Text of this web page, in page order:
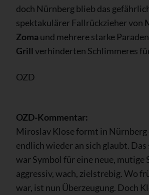
doch Nürnberg blieb das
spektakulärer Fallrückzieher von
Zoma und mehrere starke
Grillverhinderten Schlimmeres
OZD
OZD-Kommentar:
Miroslav Klose formt in Nürnberg
endlich wieder an sich glaubt. Das
war Symbol für eine neue, mutige
aggressiv, wach, zielstrebig. Wo
war, ist nun Überzeugung. Doch